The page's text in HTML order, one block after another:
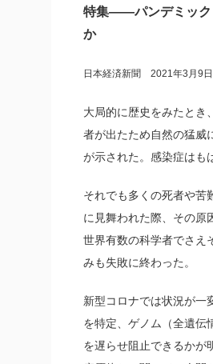
特集――パンデミック
か
日本経済新聞 2021年3月9
大局的に歴史をみたとき
者が出たため自然の猛威
が示された。感染症はも
それでも多くの死者や苦
に見舞われた際、その原
世界有数の科学者でさえ
みも失敗に終わった。
新型コロナでは状況が一
を特定、ゲノム（全遺伝
を遅らせ阻止できるかが